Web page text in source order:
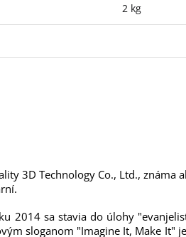
2 kg
3D Technology Co., Ltd.,
2014 sa stavia do úlohy
sloganom "Imagine It, Make It"